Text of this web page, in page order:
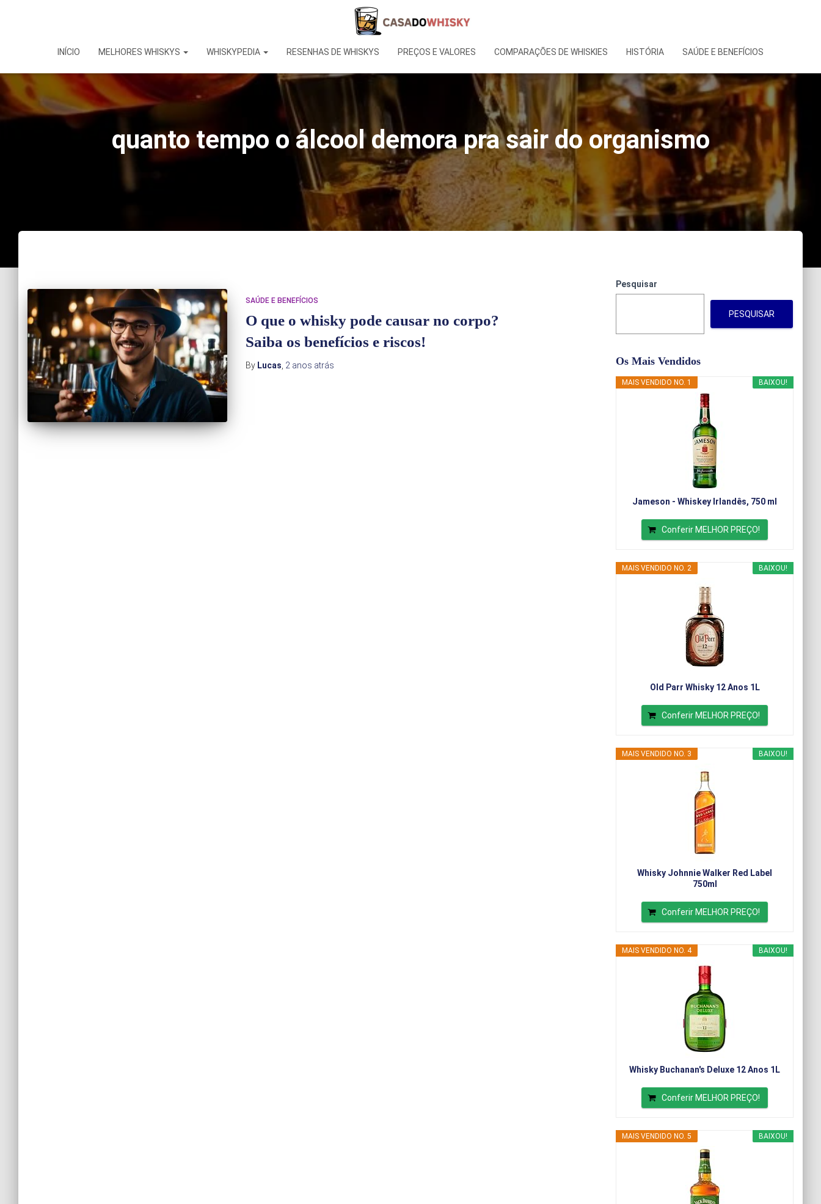
INÍCIO MELHORES WHISKYS WHISKYPEDIA RESENHAS DE WHISKYS PREÇOS E VALORES COMPARAÇÕES DE WHISKIES HISTÓRIA SAÚDE E BENEFÍCIOS
quanto tempo o álcool demora pra sair do organismo
SAÚDE E BENEFÍCIOS
O que o whisky pode causar no corpo?
Saiba os benefícios e riscos!
By Lucas 2 anos atrás
Pesquisar
PESQUISAR
Os Mais Vendidos
BAIXOU!
MAIS VENDIDO NO. 1
Jameson - Whiskey Irlandês, 750 ml
Conferir MELHOR PREÇO!
BAIXOU!
MAIS VENDIDO NO. 2
Old Parr Whisky 12 Anos 1L
Conferir MELHOR PREÇO!
BAIXOU!
MAIS VENDIDO NO. 3
Whisky Johnnie Walker Red Label
750ml
Conferir MELHOR PREÇO!
BAIXOU!
MAIS VENDIDO NO. 4
Whisky Buchanan's Deluxe 12 Anos 1L
Conferir MELHOR PREÇO!
BAIXOU!
MAIS VENDIDO NO. 5